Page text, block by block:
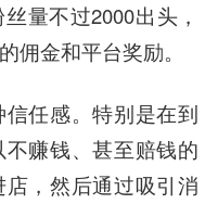
量不过2000出头，
佣金和平台奖励。
任感。特别是在到
赚钱、甚至赔钱的
，然后通过吸引消